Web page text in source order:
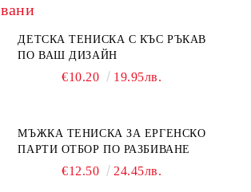
ДЕТСКА ТЕНИСКА С КЪС РЪКАВ
ПО ВАШ ДИЗАЙН
€10.20 19.95лв.
МЪЖКА ТЕНИСКА ЗА ЕРГЕНСКО
ПАРТИ ОТБОР ПО РАЗБИВАНЕ
€12.50 24.45лв.